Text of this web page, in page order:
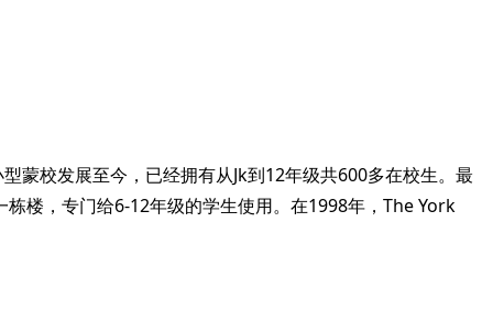
蒙校发展至今，已经拥有从Jk到12年级共600多在校生。最
楼，专门给6-12年级的学生使用。在1998年，The York